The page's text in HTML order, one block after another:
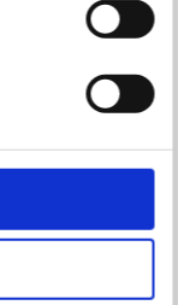
Gerold
Gas
der GeraNetz